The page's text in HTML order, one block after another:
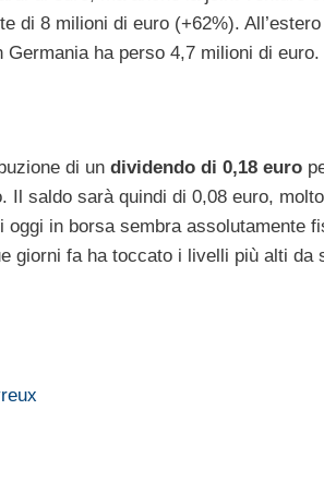
di 8 milioni di euro (+62%).
ha perso 4,7 milioni di euro.
di un dividendo di 0,18 euro
saldo sarà quindi di 0,08 euro,
in borsa sembra assolutamente
giorni fa ha toccato i livelli più alti da